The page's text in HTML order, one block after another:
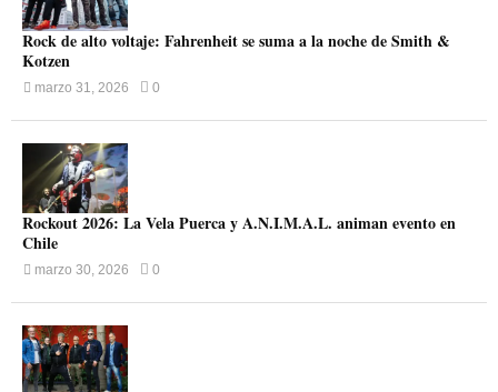
Rock de alto voltaje: Fahrenheit se suma a la noche de Smith &
Kotzen
marzo 31, 2026 0
Rockout 2026: La Vela Puerca y A.N.I.M.A.L. animan evento en
Chile
marzo 30, 2026 0